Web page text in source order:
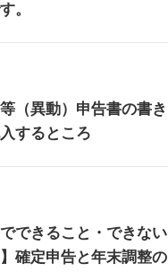
。
等（異動）申告書の書き
するところ
でできること・できない
確定申告と年末調整の